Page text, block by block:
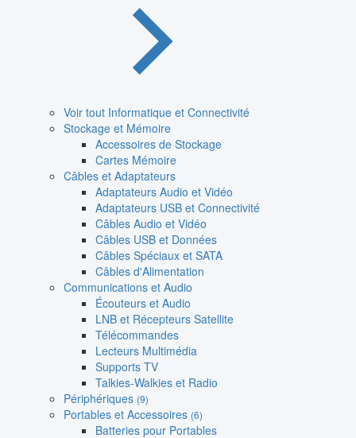
Voir tout Informatique et Connectivité
Stockage et Mémoire
Accessoires de Stockage
Cartes Mémoire
Câbles et Adaptateurs
Adaptateurs Audio et Vidéo
Adaptateurs USB et Connectivité
Câbles Audio et Vidéo
Câbles USB et Données
Câbles Spéciaux et SATA
Câbles d'Alimentation
Communications et Audio
Écouteurs et Audio
LNB et Récepteurs Satellite
Télécommandes
Lecteurs Multimédia
Supports TV
Talkies-Walkies et Radio
Périphériques (9)
Portables et Accessoires (6)
Batteries pour Portables